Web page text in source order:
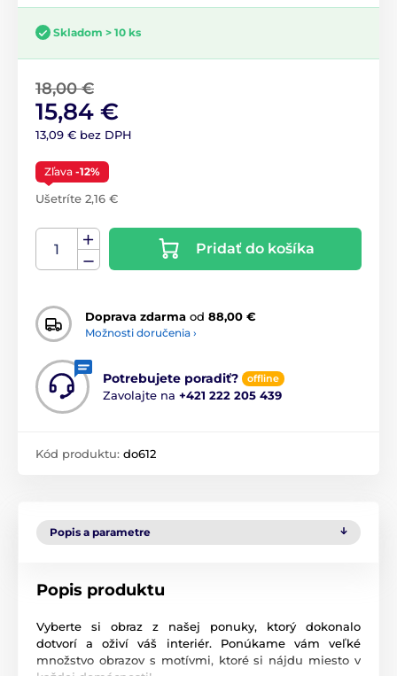
Skladom > 10 ks
18,00 €
15,84 €
13,09 € bez DPH
Zľava -12%
Ušetríte 2,16 €
Pridať do košíka
Doprava zdarma od 88,00 €
Možnosti doručenia ›
Potrebujete poradiť? offline
Zavolajte na +421 222 205 439
Kód produktu: do612
Popis a parametre
Popis produktu
Vyberte si obraz z našej ponuky, ktorý dokonalo
dotvorí a oživí váš interiér. Ponúkame vám veľké
množstvo obrazov s motívmi, ktoré si nájdu miesto v